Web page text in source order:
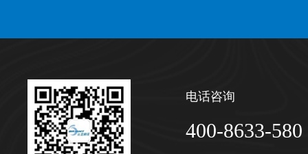
电话咨询
400-8633-580